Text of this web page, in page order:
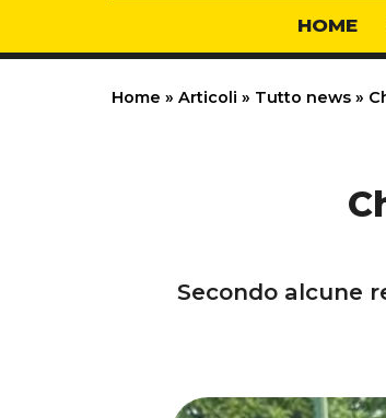
HOME
Home » Articoli » Tutto news »
Secondo alcune